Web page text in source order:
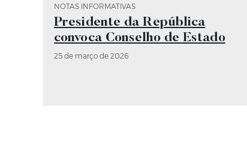
Categoria Notas Informativas
NOTAS INFORMATIVAS
Presidente da República
convoca Conselho de Estado
25 de março de 2026